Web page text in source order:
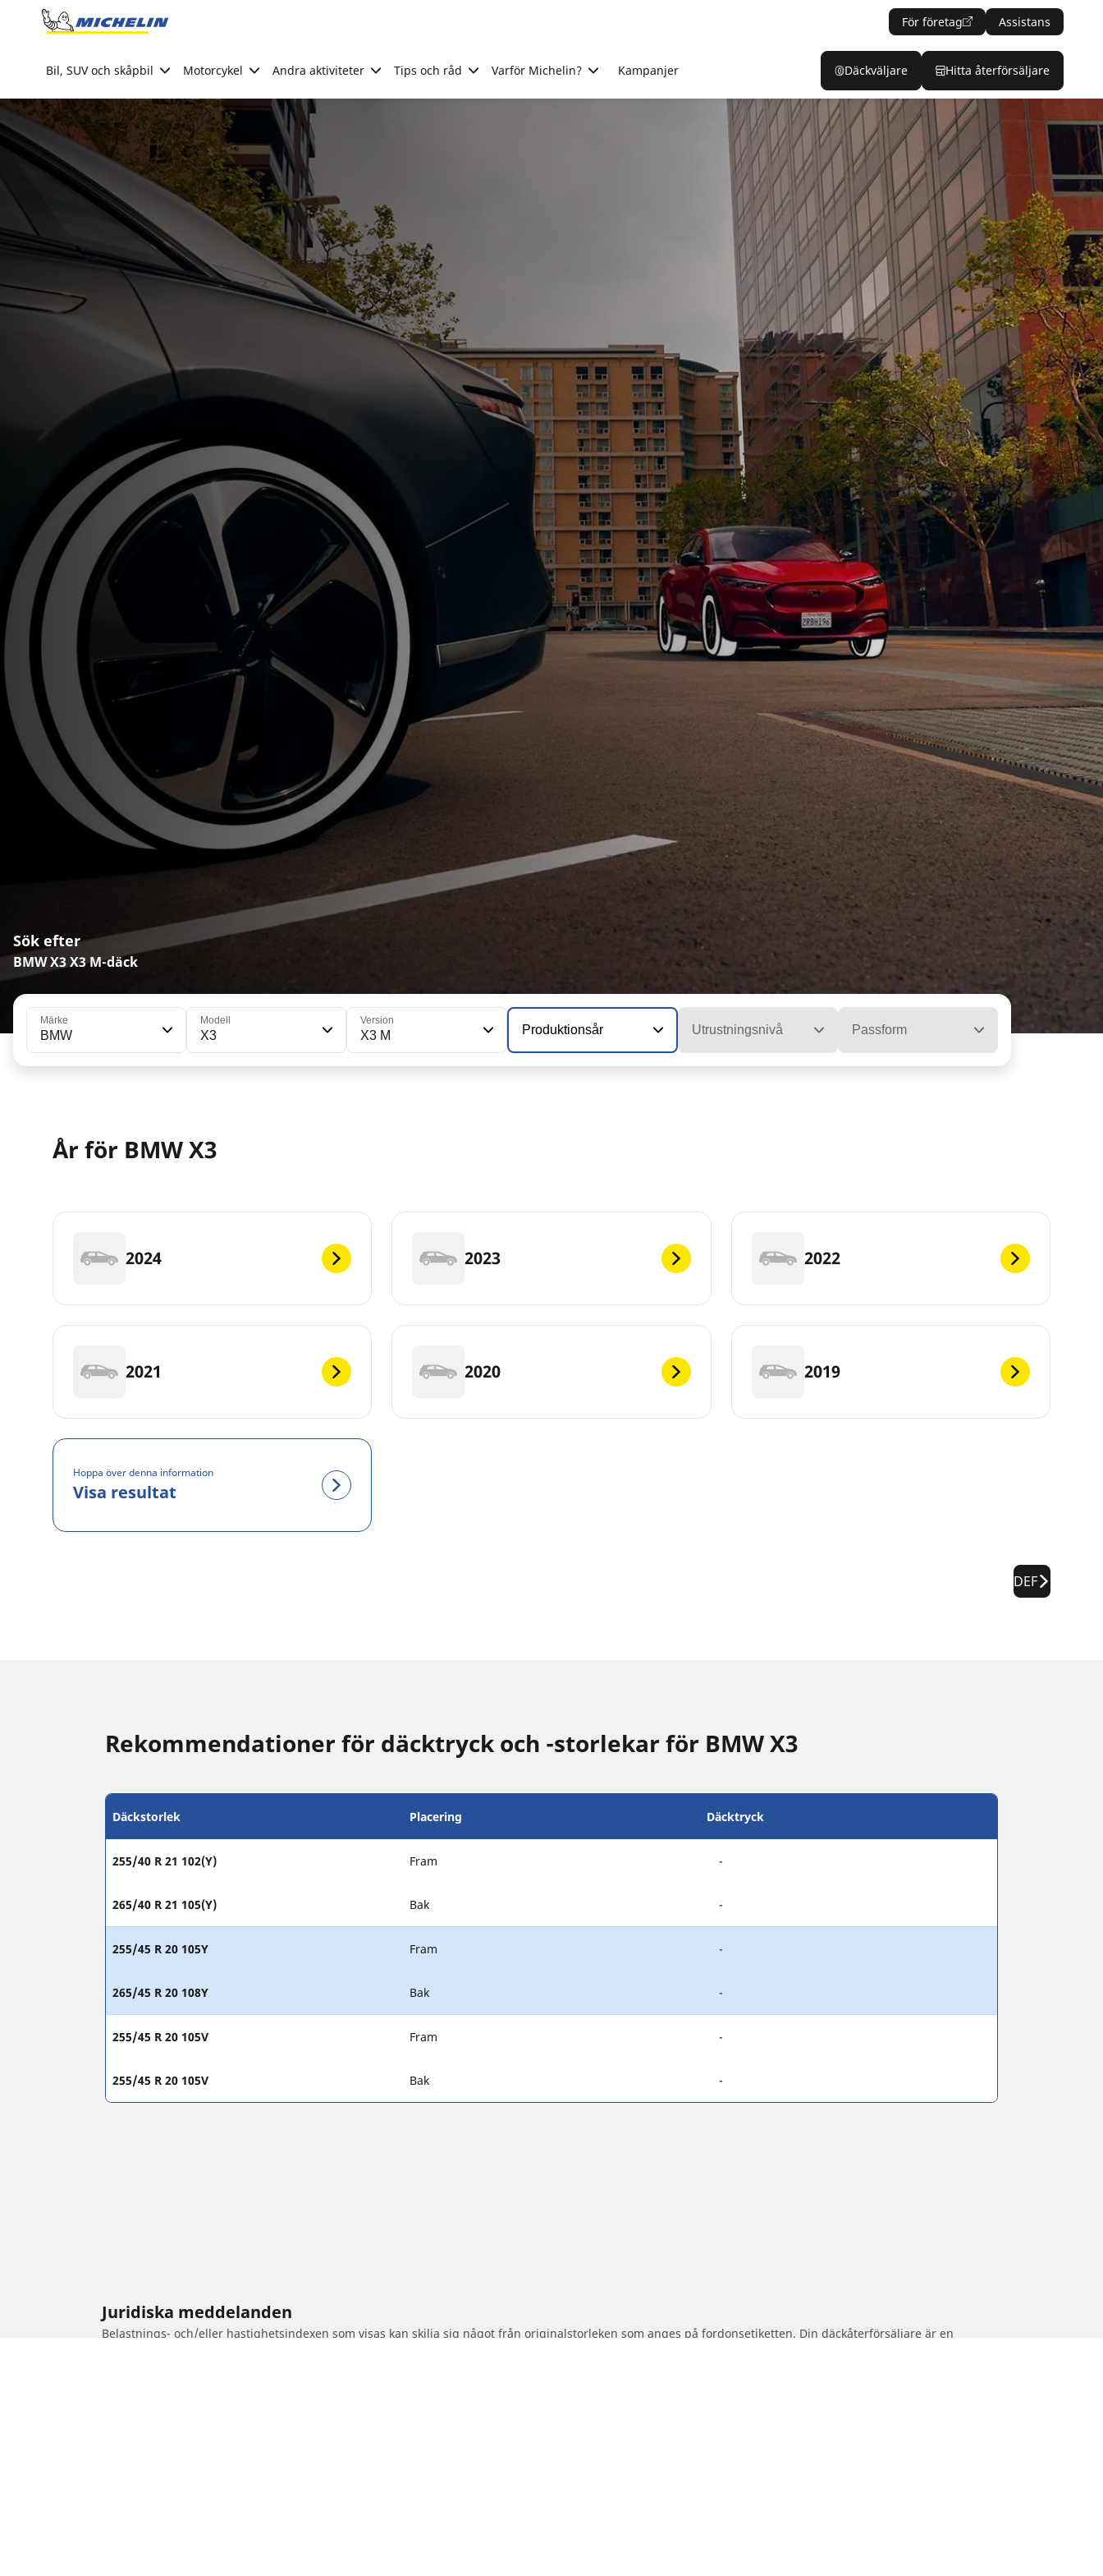
Go to page content
För företag Assistans
Bil, SUV och skåpbil Motorcykel Andra aktiviteter Tips och råd Varför Michelin? Kampanjer Däckväljare Hitta återförsäljare
Sök efter
BMW X3 X3 M-däck
Märke
BMW
Modell
X3
Version
X3 M Produktionsår Utrustningsnivå Passform
År för BMW X3
2024 2023 2022
2021 2020 2019
Hoppa över denna information
Visa resultat
DEF
Rekommendationer för däcktryck och -storlekar för BMW X3
Däckstorlek Placering Däcktryck
255/40 R 21 102(Y) Fram -
265/40 R 21 105(Y) Bak -
255/45 R 20 105Y Fram -
265/45 R 20 108Y Bak -
255/45 R 20 105V Fram -
255/45 R 20 105V Bak -
Juridiska meddelanden
Belastnings- och/eller hastighetsindexen som visas kan skilja sig något från originalstorleken som anges på fordonsetiketten. Din däckåterförsäljare är en